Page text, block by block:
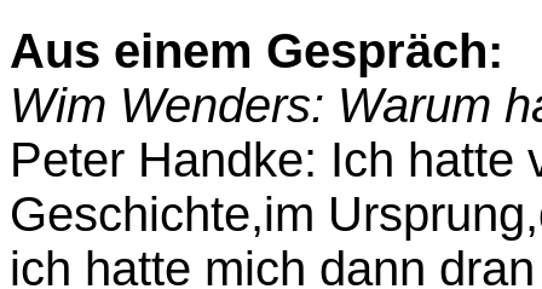
Aus einem Gespräch:
Wim Wenders: Warum
Peter Handke: Ich hatte
Geschichte,im
ich hatte mich dann